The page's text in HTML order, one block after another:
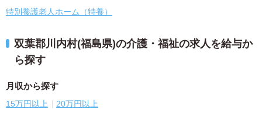
特別養護老人ホーム（特養）
双葉郡川内村(福島県)の介護・福祉の求人を給与か
ら探す
月収から探す
15万円以上 20万円以上